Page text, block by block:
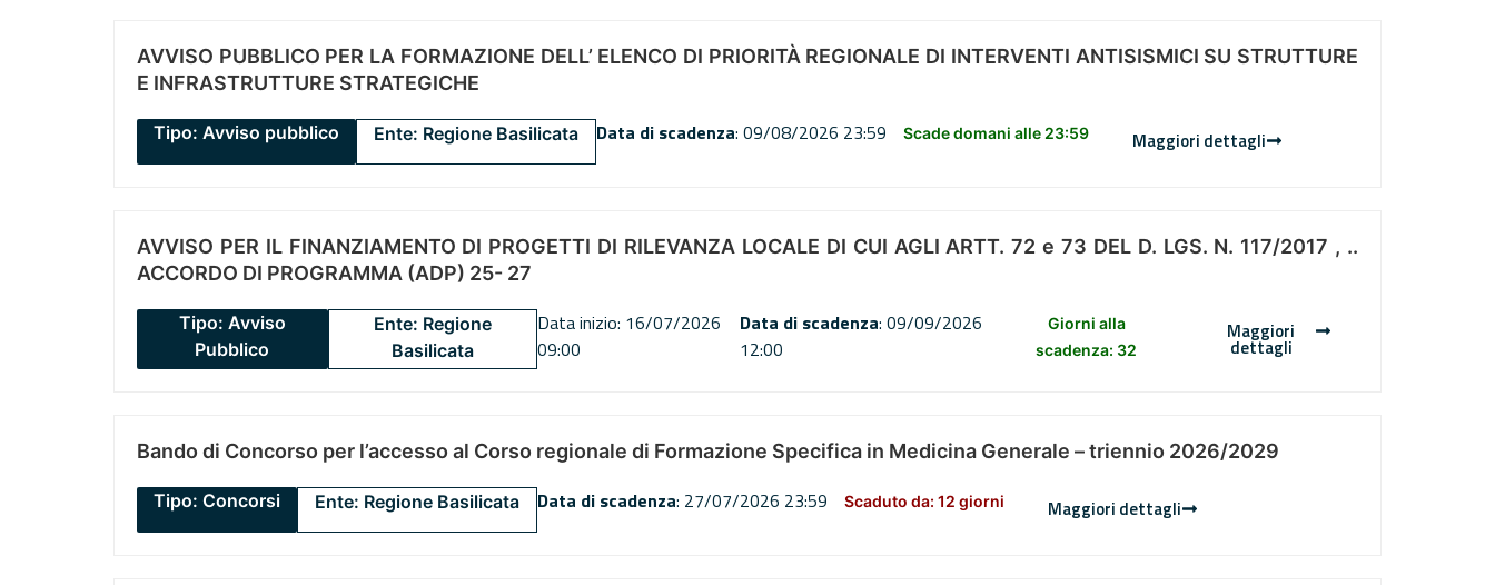
AVVISO PUBBLICO PER LA FORMAZIONE DELL’ ELENCO DI PRIORITÀ REGIONALE DI INTERVENTI ANTISISMICI SU STRUTTURE
E INFRASTRUTTURE STRATEGICHE
Tipo: Avviso pubblico Ente: Regione Basilicata Data di scadenza: 09/08/2026 23:59 Scade domani alle 23:59 Maggiori dettagli
AVVISO PER IL FINANZIAMENTO DI PROGETTI DI RILEVANZA LOCALE DI CUI AGLI ARTT. 72 e 73 DEL D. LGS. N. 117/2017 , ..
ACCORDO DI PROGRAMMA (ADP) 25- 27
Tipo: Avviso
Pubblico
Ente: Regione
Basilicata
Data inizio: 16/07/2026
09:00
Data di scadenza: 09/09/2026
12:00
Giorni alla
scadenza: 32
Maggiori
dettagli
Bando di Concorso per l’accesso al Corso regionale di Formazione Specifica in Medicina Generale – triennio 2026/2029
Tipo: Concorsi Ente: Regione Basilicata Data di scadenza: 27/07/2026 23:59 Scaduto da: 12 giorni Maggiori dettagli